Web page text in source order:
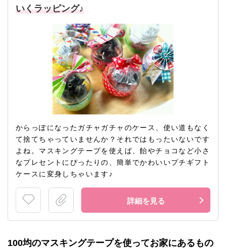
いくラッピング♪
からっぽになったガチャガチャのケース、使い道もなく
て捨てちゃっていませんか？それではもったいないです
よね。マスキングテープを使えば、飴やチョコなど小さ
なプレセントにぴったりの、簡単でかわいいプチギフト
ケースに変身しちゃいます♪
詳細を見る
100均のマスキングテープを使ってお家にあるもの